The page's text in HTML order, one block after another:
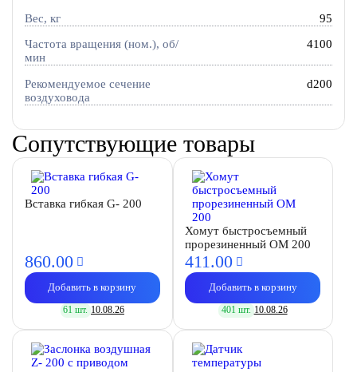
Вес, кг 95
Частота вращения (ном.), об/
мин
4100
Рекомендуемое сечение
воздуховода
d200
Сопутствующие товары
Вставка гибкая G- 200
860.00
Добавить в корзину
61 шт. 10.08.26
Хомут быстросъемный
прорезиненный OM 200
411.00
Добавить в корзину
401 шт. 10.08.26